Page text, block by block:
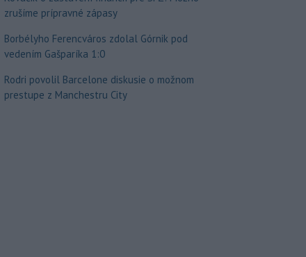
zrušíme prípravné zápasy
Borbélyho Ferencváros zdolal Górnik pod
vedením Gašparíka 1:0
Rodri povolil Barcelone diskusie o možnom
prestupe z Manchestru City